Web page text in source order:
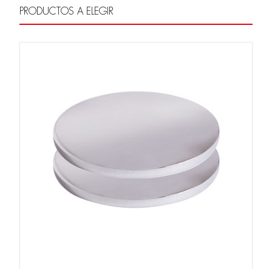
PRODUCTOS A ELEGIR